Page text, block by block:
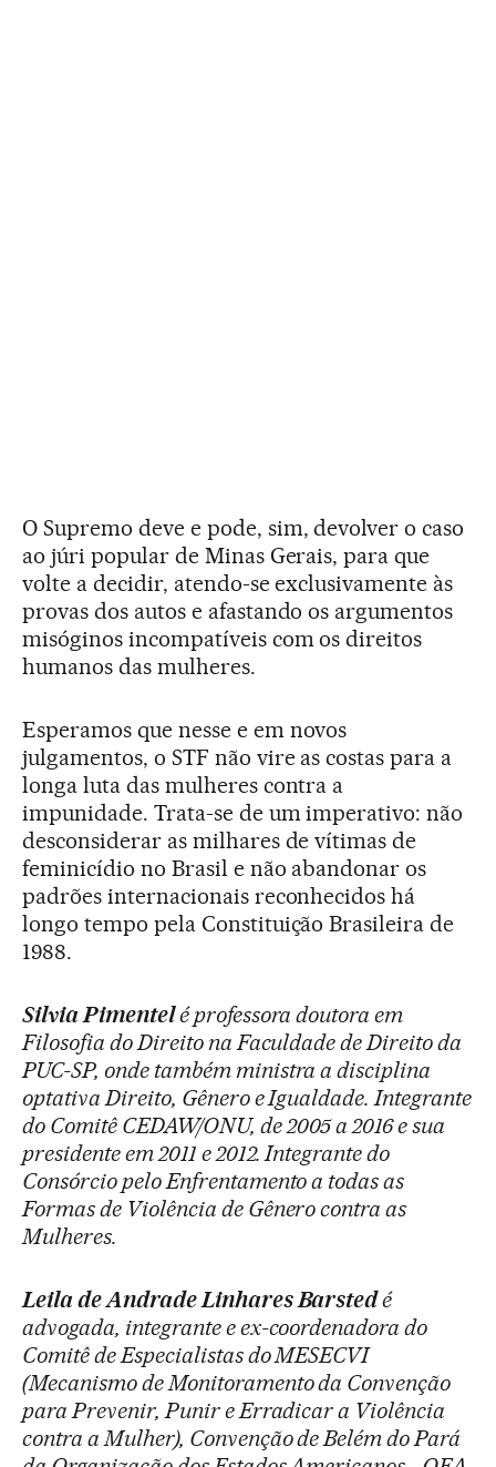
O Supremo deve e pode, sim, devolver o caso
ao júri popular de Minas Gerais, para que
volte a decidir, atendo-se exclusivamente às
provas dos autos e afastando os argumentos
misóginos incompatíveis com os direitos
humanos das mulheres.
Esperamos que nesse e em novos
julgamentos, o STF não vire as costas para a
longa luta das mulheres contra a
impunidade. Trata-se de um imperativo: não
desconsiderar as milhares de vítimas de
feminicídio no Brasil e não abandonar os
padrões internacionais reconhecidos há
longo tempo pela Constituição Brasileira de
1988.
Silvia Pimentelé professora doutora em
Filosofia do Direito na Faculdade de Direito da
PUC-SP, onde também ministra a disciplina
optativa Direito, Gênero e Igualdade. Integrante
do Comitê CEDAW/ONU, de 2005 a 2016 e sua
presidente em 2011 e 2012. Integrante do
Consórcio pelo Enfrentamento a todas as
Formas de Violência de Gênero contra as
Mulheres.
Leila de Andrade Linhares Barstedé
advogada, integrante e ex-coordenadora do
Comitê de Especialistas do MESECVI
(Mecanismo de Monitoramento da Convenção
para Prevenir, Punir e Erradicar a Violência
contra a Mulher), Convenção de Belém do Pará